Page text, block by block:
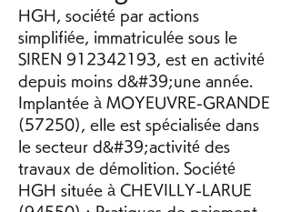
HGH, société par actions
simplifiée, immatriculée sous le
SIREN 912342193, est en activité
depuis moins d&#39;une année.
Implantée à MOYEUVRE-GRANDE
(57250), elle est spécialisée dans
le secteur d&#39;activité des
travaux de démolition. Société
HGH située à CHEVILLY-LARUE